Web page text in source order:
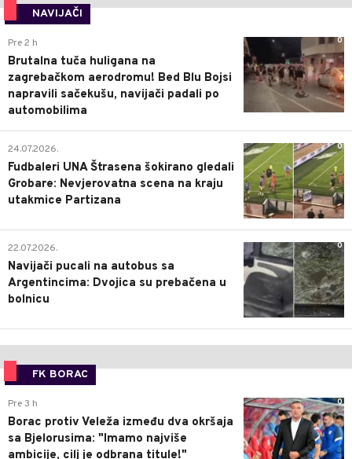
NAVIJAČI
0
Pre 2 h
Brutalna tuča huligana na
zagrebačkom aerodromu! Bed Blu Bojsi
napravili sačekušu, navijači padali po
automobilima
0
24.07.2026.
Fudbaleri UNA Štrasena šokirano gledali
Grobare: Nevjerovatna scena na kraju
utakmice Partizana
0
22.07.2026.
Navijači pucali na autobus sa
Argentincima: Dvojica su prebačena u
bolnicu
FK BORAC
0
Pre 3 h
Borac protiv Veleža između dva okršaja
sa Bjelorusima: "Imamo najviše
ambicije, cilj je odbrana titule!"